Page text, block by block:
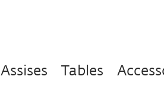
Assises Tables